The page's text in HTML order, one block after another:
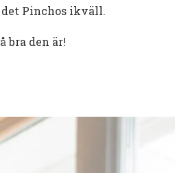
det Pinchos ikväll.
bra den är!